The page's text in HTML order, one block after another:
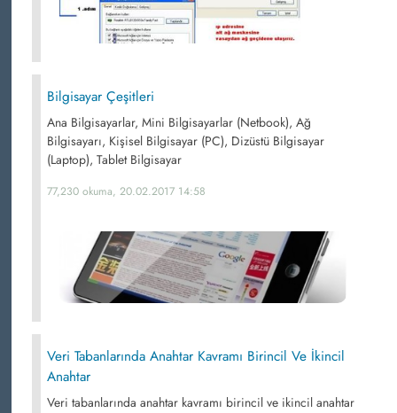
Bilgisayar Çeşitleri
Ana Bilgisayarlar, Mini Bilgisayarlar (Netbook), Ağ
Bilgisayarı, Kişisel Bilgisayar (PC), Dizüstü Bilgisayar
(Laptop), Tablet Bilgisayar
77,230 okuma, 20.02.2017 14:58
Veri Tabanlarında Anahtar Kavramı Birincil Ve İkincil
Anahtar
Veri tabanlarında anahtar kavramı birincil ve ikincil anahtar